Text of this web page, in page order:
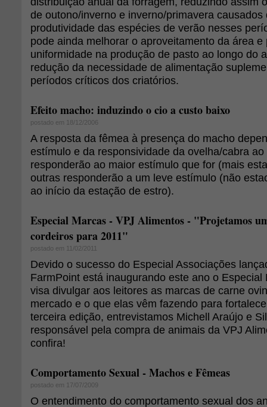
de outono/inverno e inverno/primavera
produtividade das espécies de verão nesses
pode ainda melhorar o aproveitamento da área e
uniformidade na produção de pasto ao longo do
redução da necessidade de alimentação
períodos críticos dos criatórios.
Efeito macho: induzindo o cio a custo baixo
postado em 18/12/2006
A resposta da fêmea à presença do macho
estímulo e da responsividade da ovelha/cabra
responderão ao maior estímulo que for (mais
outras responderão a um leve estímulo (não
ao início da estação de estro).
Especial Marcas - VPJ Alimentos - "Projetamos
cordeiros para 2011"
postado em 11/02/2011
Devido o sucesso do Especial Associações
FarmPoint está inaugurando este ano o Especial
visa divulgar aos leitores as marcas de carne
mercado e o que elas vêm fazendo para
terceira edição, entrevistamos Michell Araújo e
responsável pela compra de animais da VPJ
confira!
Comportamento Sexual - Machos e Fêmeas
postado em 17/07/2009
O entendimento do comportamento sexual dos